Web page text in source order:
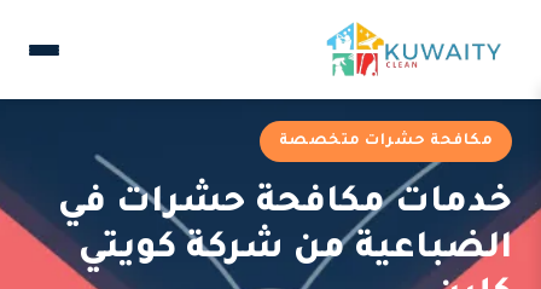
مكافحة حشرات متخصصة
خدمات مكافحة حشرات في
الضباعية من شركة كويتي